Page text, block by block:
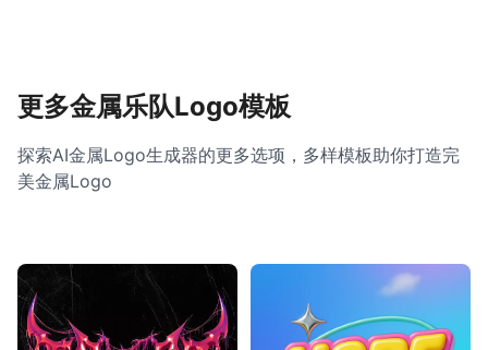
更多金属乐队Logo模板
探索AI金属Logo生成器的更多选项，多样模板助你打造完
美金属Logo